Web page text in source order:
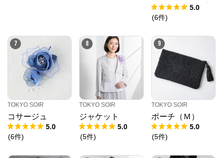
NGY CLOTH グ
レンチェック ジ
アップ対応)
5.0
(6件)
7
TOKYO SOIR
コサージュ
5.0
(6件)
8
TOKYO SOIR
ジャケット
5.0
(5件)
9
TOKYO SOIR
ポーチ（Ｍ）
5.0
(5件)